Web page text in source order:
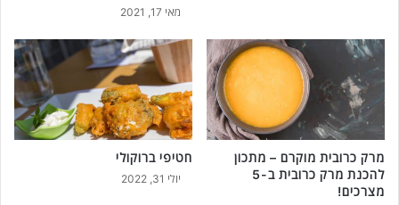
מאי 17, 2021
מרק כרובית מוקרם – מתכון
להכנת מרק כרובית ב-5
מצרכים!
חטיפי ברוקולי
יולי 31, 2022